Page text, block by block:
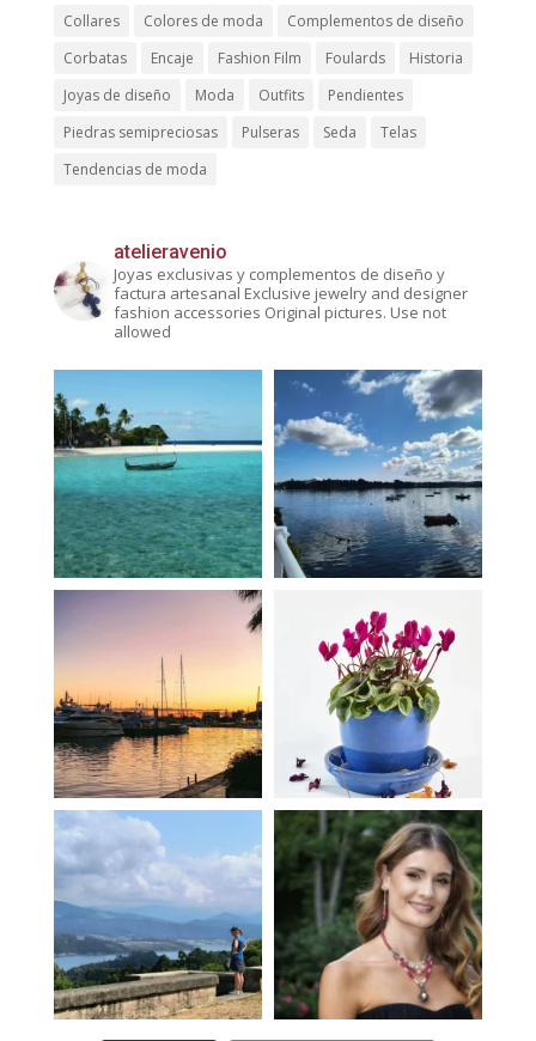
Collares
Colores de moda
Complementos de diseño
Corbatas
Encaje Fashion Film Foulards
Historia
Joyas de diseño
Moda Outfits
Pendientes
Piedras semipreciosas
Pulseras Seda
Telas
Tendencias de moda
atelieravenio
Joyas exclusivas y complementos de diseño y
factura artesanal Exclusive jewelry and designer
fashion accessories Original pictures. Use not
allowed